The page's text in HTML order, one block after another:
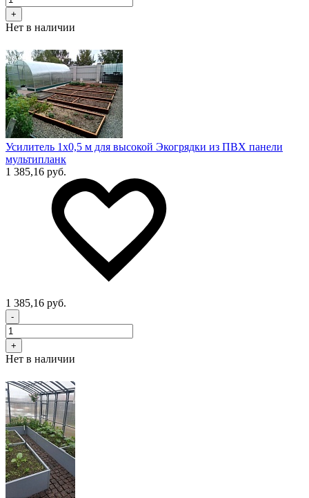
+
Нет в наличии
Усилитель 1х0,5 м для высокой Экогрядки из ПВХ панели
мультипланк
1 385,16 руб.
1 385,16 руб.
-
+
Нет в наличии